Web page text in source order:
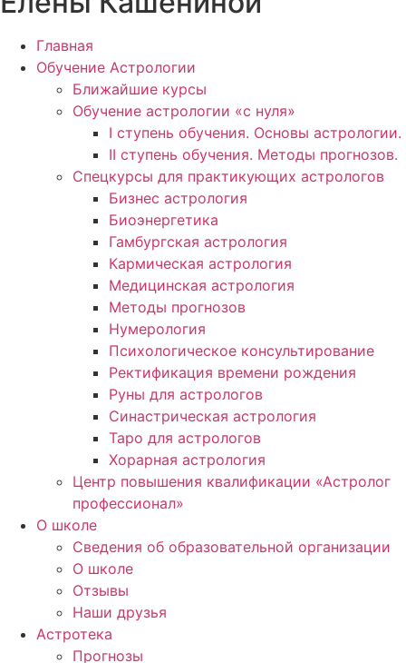
Главная
Обучение Астрологии
Ближайшие курсы
Обучение астрологии «с нуля»
I ступень обучения. Основы астрологии.
II ступень обучения. Методы прогнозов.
Спецкурсы для практикующих астрологов
Бизнес астрология
Биоэнергетика
Гамбургская астрология
Кармическая астрология
Медицинская астрология
Методы прогнозов
Нумерология
Психологическое консультирование
Ректификация времени рождения
Руны для астрологов
Синастрическая астрология
Таро для астрологов
Хорарная астрология
Центр повышения квалификации «Астролог
профессионал»
О школе
Сведения об образовательной организации
О школе
Отзывы
Наши друзья
Астротека
Прогнозы